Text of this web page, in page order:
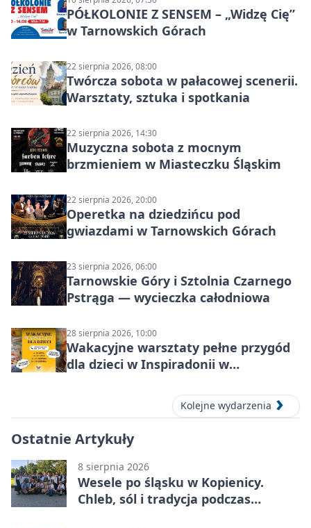
PÓŁKOLONIE Z SENSEM – „Widzę Cię”
w Tarnowskich Górach
22 sierpnia 2026, 08:00
Twórcza sobota w pałacowej scenerii.
Warsztaty, sztuka i spotkania
22 sierpnia 2026, 14:30
Muzyczna sobota z mocnym
brzmieniem w Miasteczku Śląskim
22 sierpnia 2026, 20:00
Operetka na dziedzińcu pod
gwiazdami w Tarnowskich Górach
23 sierpnia 2026, 06:00
Tarnowskie Góry i Sztolnia Czarnego
Pstrąga — wycieczka całodniowa
28 sierpnia 2026, 10:00
Wakacyjne warsztaty pełne przygód
dla dzieci w Inspiradonii w
Kolejne wydarzenia
Ostatnie Artykuły
8 sierpnia 2026
Wesele po śląsku w Kopienicy.
Chleb, sól i tradycja podczas